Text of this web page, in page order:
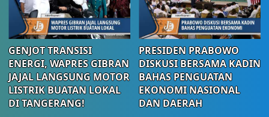
GENJOT TRANSISI
ENERGI, WAPRES GIBRAN
JAJAL LANGSUNG MOTOR
LISTRIK BUATAN LOKAL
DI TANGERANG!
PRESIDEN PRABOWO
DISKUSI BERSAMA KADIN
BAHAS PENGUATAN
EKONOMI NASIONAL
DAN DAERAH